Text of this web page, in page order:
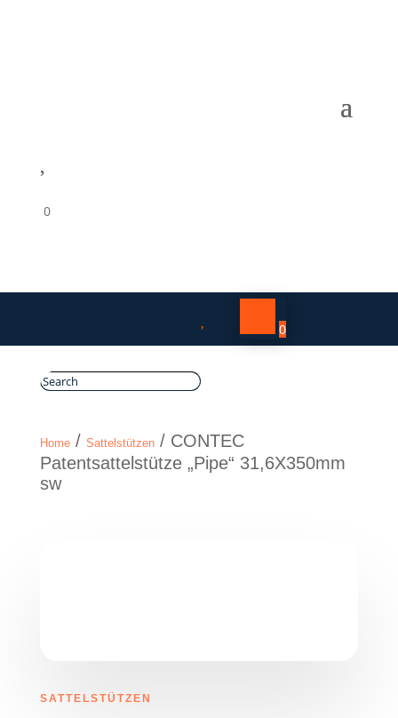
0
0
Home/ Sattelstützen/ CONTEC
Patentsattelstütze „Pipe“ 31,6X350mm
sw
SATTELSTÜTZEN